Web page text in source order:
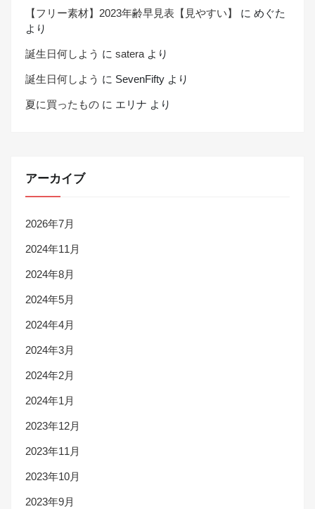
【フリー素材】2023年齢早見表【見やすい】 に めぐた
より
誕生日何しよう に sateraより
誕生日何しよう に SevenFifty より
夏に買ったもの に エリナ より
アーカイブ
2026年7月
2024年11月
2024年8月
2024年5月
2024年4月
2024年3月
2024年2月
2024年1月
2023年12月
2023年11月
2023年10月
2023年9月